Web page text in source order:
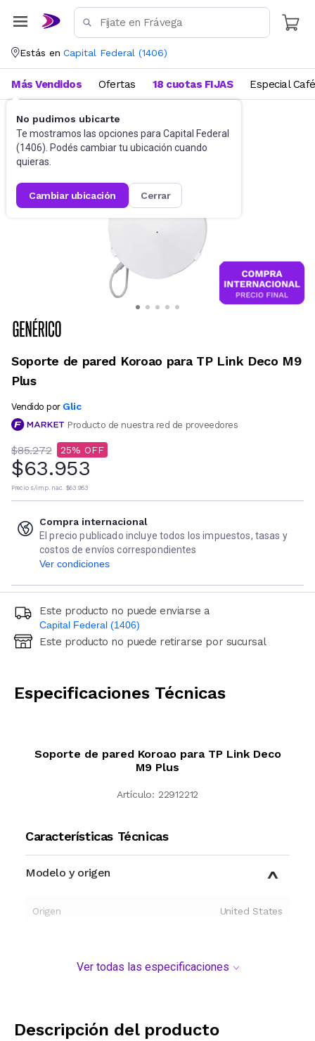
Estás en Capital Federal (1406)
No pudimos ubicarte
Te mostramos las opciones para Capital Federal
(1406). Podés cambiar tu ubicación cuando
quieras.
cambiar ubicación cerrar
Más Vendidos Ofertas 18 cuotas FIJAS Especial Café
Accesorios de Informática
Soporte de pared Koroao para TP Link Deco M9
Plus
Vendido por Glic
Producto de nuestra red de proveedores
$85.272 25
$63.953
Precio s/imp. nac. $63.953
Compra internacional
El precio publicado incluye todos los impuestos, tasas y
costos de envíos correspondientes
Ver condiciones
Este producto no puede enviarse a
Capital Federal (1406)
Ingresá código postal (sólo números)
Este producto no puede retirarse por sucursal
Especificaciones Técnicas
Soporte de pared Koroao para TP Link Deco
M9 Plus
Artículo: 22912212
Características Técnicas
Modelo y origen
Origen United States
Ver todas las especificaciones
Descripción del producto